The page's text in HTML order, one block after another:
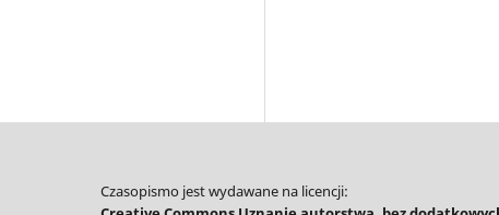
Czasopismo jest wydawane na licencji: